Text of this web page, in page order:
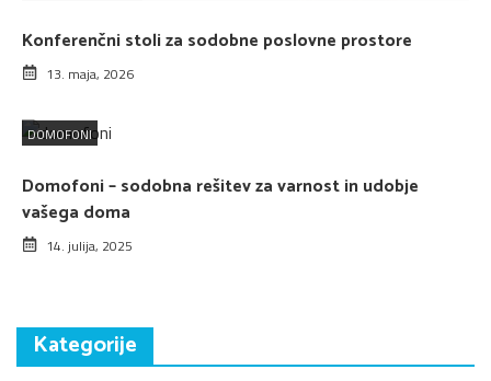
Konferenčni stoli za sodobne poslovne prostore
13. maja, 2026
DOMOFONI
Domofoni – sodobna rešitev za varnost in udobje
vašega doma
14. julija, 2025
Kategorije